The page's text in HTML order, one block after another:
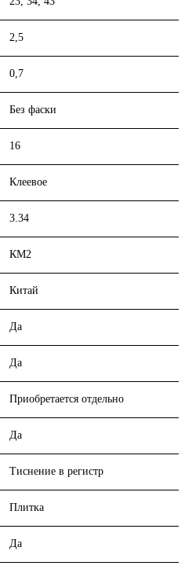
2,5
0,7
Без фаски
16
Клеевое
3.34
КМ2
Китай
Да
Да
Приобретается отдельно
Да
Тиснение в регистр
Плитка
Да